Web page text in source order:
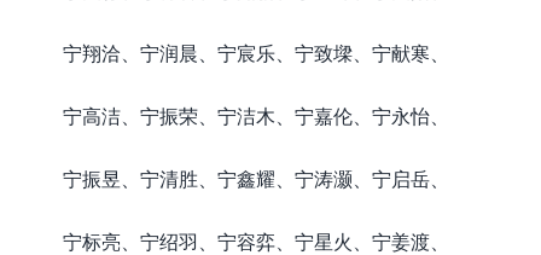
宁翔洽、宁润晨、宁宸乐、宁致墚、宁献寒、
宁高洁、宁振荣、宁洁木、宁嘉伦、宁永怡、
宁振昱、宁清胜、宁鑫耀、宁涛灏、宁启岳、
宁标亮、宁绍羽、宁容弈、宁星火、宁姜渡、